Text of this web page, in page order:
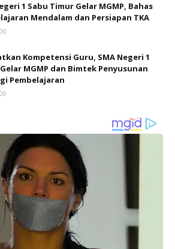
1 Sabu Timur Gelar MGMP, Bahas
Mendalam dan Persiapan TKA
Kompetensi Guru, SMA Negeri 1
MGMP dan Bimtek Penyusunan
Pembelajaran